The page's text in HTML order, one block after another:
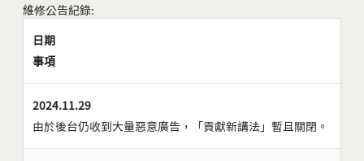
維修公告紀錄:
日期
事項
2024.11.29
由於後台仍收到大量惡意廣告，「貢獻新講法」暫且關閉。